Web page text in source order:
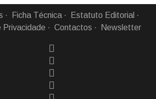
Ficha Técnica
Estatuto Editorial
Privacidade
Contactos Newsletter